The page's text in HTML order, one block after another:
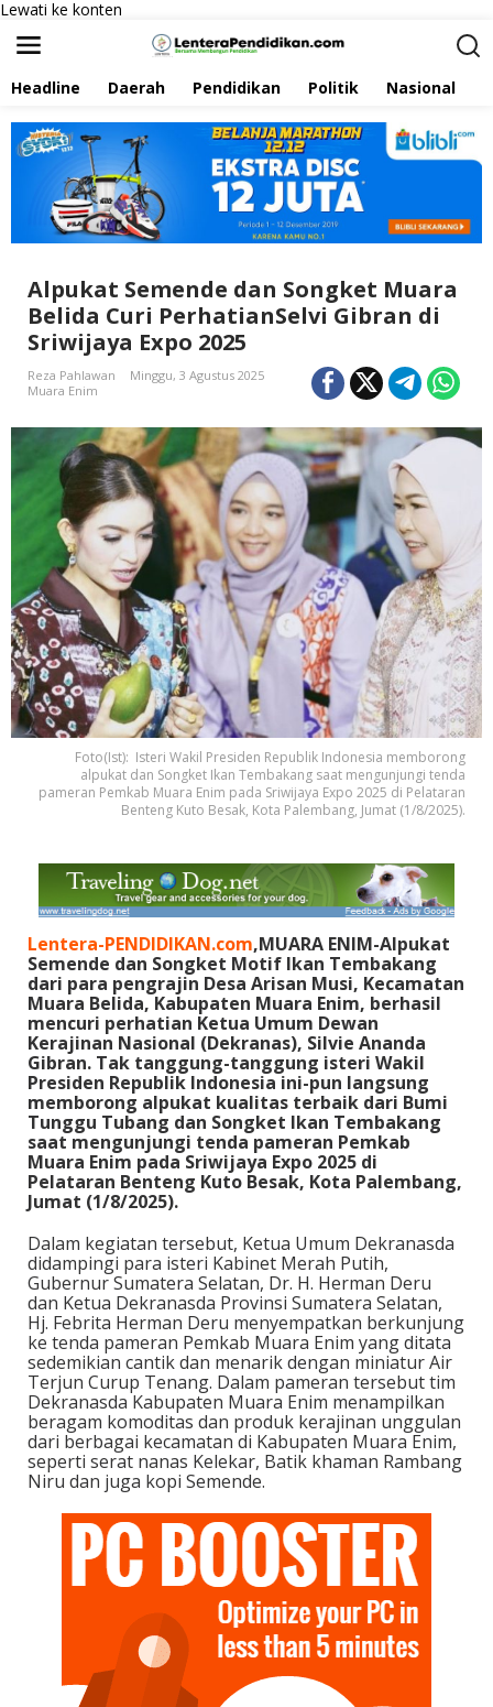
Lewati ke konten
Headline Daerah Pendidikan Politik Nasional
Alpukat Semende dan Songket Muara
Belida Curi PerhatianSelvi Gibran di
Sriwijaya Expo 2025
Reza Pahlawan
Minggu, 3 Agustus 2025
Muara Enim
Foto(Ist): Isteri Wakil Presiden Republik Indonesia memborong
alpukat dan Songket Ikan Tembakang saat mengunjungi tenda
pameran Pemkab Muara Enim pada Sriwijaya Expo 2025 di Pelataran
Benteng Kuto Besak, Kota Palembang, Jumat (1/8/2025).
Lentera-PENDIDIKAN.com,MUARA ENIM-Alpukat
Semende dan Songket Motif Ikan Tembakang
dari para pengrajin Desa Arisan Musi, Kecamatan
Muara Belida, Kabupaten Muara Enim, berhasil
mencuri perhatian Ketua Umum Dewan
Kerajinan Nasional (Dekranas), Silvie Ananda
Gibran. Tak tanggung-tanggung isteri Wakil
Presiden Republik Indonesia ini-pun langsung
memborong alpukat kualitas terbaik dari Bumi
Tunggu Tubang dan Songket Ikan Tembakang
saat mengunjungi tenda pameran Pemkab
Muara Enim pada Sriwijaya Expo 2025 di
Pelataran Benteng Kuto Besak, Kota Palembang,
Jumat (1/8/2025).
Dalam kegiatan tersebut, Ketua Umum Dekranasda
didampingi para isteri Kabinet Merah Putih,
Gubernur Sumatera Selatan, Dr. H. Herman Deru
dan Ketua Dekranasda Provinsi Sumatera Selatan,
Hj. Febrita Herman Deru menyempatkan berkunjung
ke tenda pameran Pemkab Muara Enim yang ditata
sedemikian cantik dan menarik dengan miniatur Air
Terjun Curup Tenang. Dalam pameran tersebut tim
Dekranasda Kabupaten Muara Enim menampilkan
beragam komoditas dan produk kerajinan unggulan
dari berbagai kecamatan di Kabupaten Muara Enim,
seperti serat nanas Kelekar, Batik khaman Rambang
Niru dan juga kopi Semende.